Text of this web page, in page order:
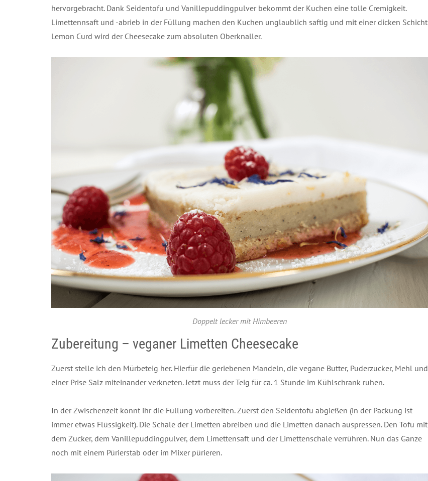
hervorgebracht. Dank Seidentofu und Vanillepuddingpulver bekommt der Kuchen eine tolle Cremigkeit.
Limettennsaft und -abrieb in der Füllung machen den Kuchen unglaublich saftig und mit einer dicken Schicht
Lemon Curd wird der Cheesecake zum absoluten Oberknaller.
Doppelt lecker mit Himbeeren
Zubereitung – veganer Limetten Cheesecake
Zuerst stelle ich den Mürbeteig her. Hierfür die geriebenen Mandeln, die vegane Butter, Puderzucker, Mehl und
einer Prise Salz miteinander verkneten. Jetzt muss der Teig für ca. 1 Stunde im Kühlschrank ruhen.
In der Zwischenzeit könnt ihr die Füllung vorbereiten. Zuerst den Seidentofu abgießen (in der Packung ist
immer etwas Flüssigkeit). Die Schale der Limetten abreiben und die Limetten danach auspressen. Den Tofu mit
dem Zucker, dem Vanillepuddingpulver, dem Limettensaft und der Limettenschale verrühren. Nun das Ganze
noch mit einem Pürierstab oder im Mixer pürieren.